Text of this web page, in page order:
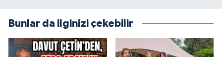
Bunlar da ilginizi çekebilir